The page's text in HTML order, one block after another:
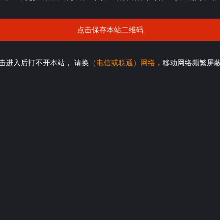
点击保存本站二维码
进入后打不开本站， 请换 （电信或联通）网络 ，移动网络频繁屏